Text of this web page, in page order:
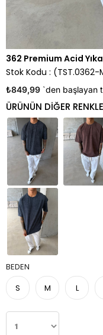
362 Premium Acid
Stok Kodu
(TST.0362-
₺849,99 `den başlayan
BEDEN
S
M L